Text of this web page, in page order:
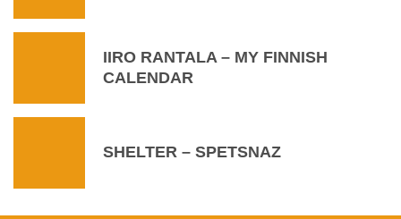
IIRO RANTALA – MY FINNISH
CALENDAR
SHELTER – SPETSNAZ